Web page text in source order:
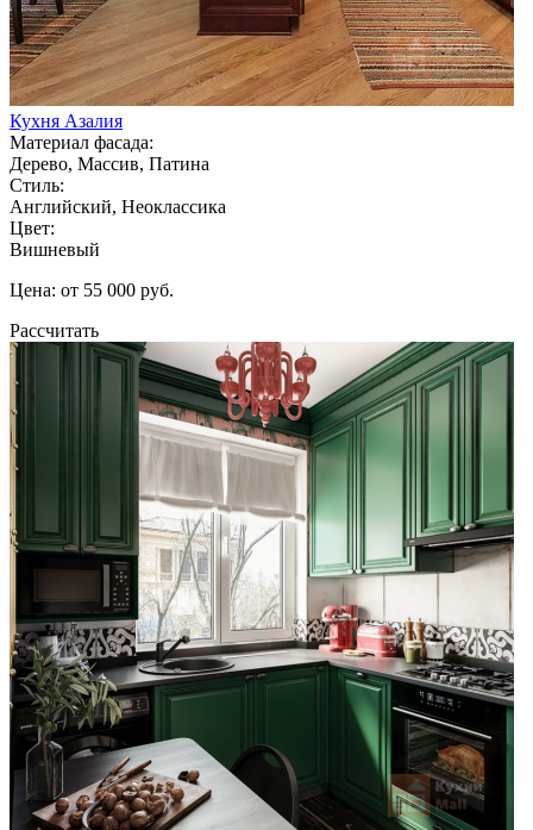
Кухня Азалия
Материал фасада:
Дерево, Массив, Патина
Стиль:
Английский, Неоклассика
Цвет:
Вишневый
Цена: от 55 000 руб.
Рассчитать